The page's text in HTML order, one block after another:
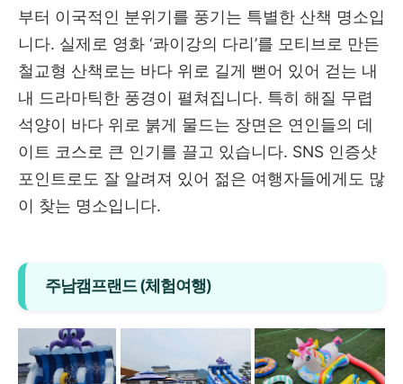
부터 이국적인 분위기를 풍기는 특별한 산책 명소입
니다. 실제로 영화 ‘콰이강의 다리’를 모티브로 만든
철교형 산책로는 바다 위로 길게 뻗어 있어 걷는 내
내 드라마틱한 풍경이 펼쳐집니다. 특히 해질 무렵
석양이 바다 위로 붉게 물드는 장면은 연인들의 데
이트 코스로 큰 인기를 끌고 있습니다. SNS 인증샷
포인트로도 잘 알려져 있어 젊은 여행자들에게도 많
이 찾는 명소입니다.
주남캠프랜드 (체험여행)